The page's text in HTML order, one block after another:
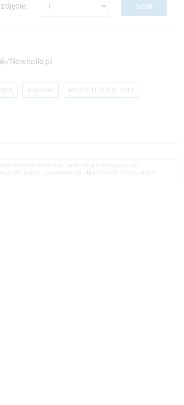
Newsello.pl
KRAKOW MYSTIC FESTIVAL 2019